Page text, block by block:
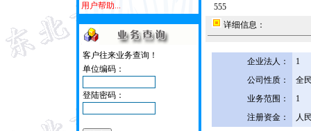
用户帮助...
客户往来业务查询！
单位编码：
登陆密码：
555
详细信息：
企业法人：
1
公司性质：
全
业务范围：
1
注册资金：
人